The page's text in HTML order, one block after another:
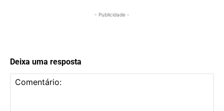
- Publicidade -
Deixa uma resposta